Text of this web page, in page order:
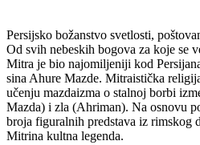
Persijsko božanstvo svetlosti,
Od svih nebeskih bogova za koje se
Mitra je bio najomiljeniji kod
sina Ahure Mazde. Mitraistička
učenju mazdaizma o stalnoj borbi
Mazda) i zla (Ahriman). Na osnovu
broja figuralnih predstava iz rimskog
Mitrina kultna legenda.